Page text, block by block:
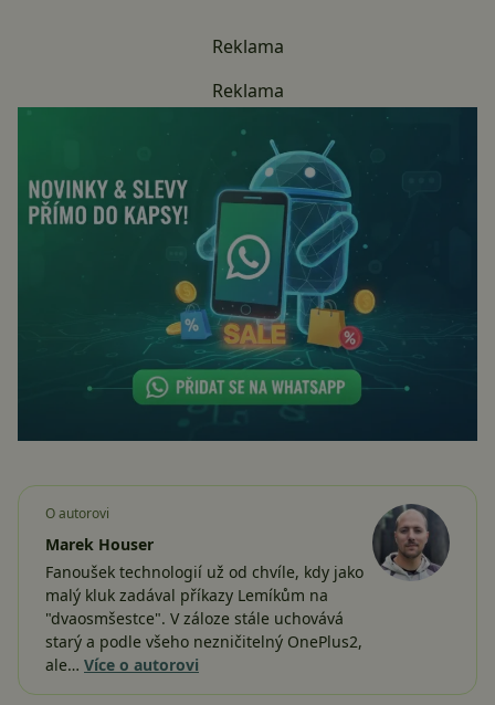
Reklama
Reklama
O autorovi
Marek Houser
Fanoušek technologií už od chvíle, kdy jako
malý kluk zadával příkazy Lemíkům na
"dvaosmšestce". V záloze stále uchovává
starý a podle všeho nezničitelný OnePlus2,
ale… Více o autorovi